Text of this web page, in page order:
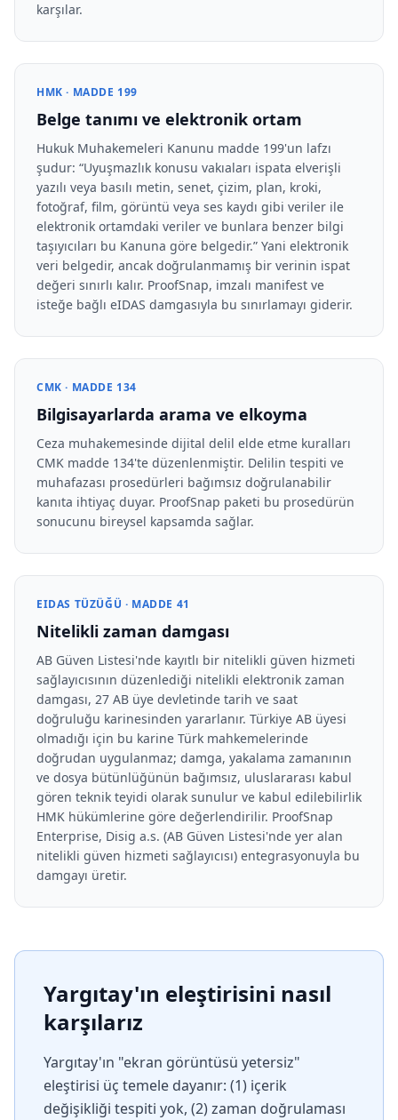
karşılar.
HMK · MADDE 199
Belge tanımı ve elektronik ortam
Hukuk Muhakemeleri Kanunu madde 199'un lafzı
şudur: Uyuşmazlık konusu vakıaları ispata elverişli
yazılı veya basılı metin, senet, çizim, plan, kroki,
fotoğraf, film, görüntü veya ses kaydı gibi veriler ile
elektronik ortamdaki veriler ve bunlara benzer bilgi
taşıyıcıları bu Kanuna göre belgedir. Yani elektronik
veri belgedir, ancak doğrulanmamış bir verinin ispat
değeri sınırlı kalır. ProofSnap, imzalı manifest ve
isteğe bağlı eIDAS damgasıyla bu sınırlamayı giderir.
CMK · MADDE 134
Bilgisayarlarda arama ve elkoyma
Ceza muhakemesinde dijital delil elde etme kuralları
CMK madde 134'te düzenlenmiştir. Delilin tespiti ve
muhafazası prosedürleri bağımsız doğrulanabilir
kanıta ihtiyaç duyar. ProofSnap paketi bu prosedürün
sonucunu bireysel kapsamda sağlar.
EIDAS TÜZÜĞÜ · MADDE 41
Nitelikli zaman damgası
AB Güven Listesi'nde kayıtlı bir nitelikli güven hizmeti
sağlayıcısının düzenlediği nitelikli elektronik zaman
damgası, 27 AB üye devletinde tarih ve saat
doğruluğu karinesinden yararlanır. Türkiye AB üyesi
olmadığı için bu karine Türk mahkemelerinde
doğrudan uygulanmaz; damga, yakalama zamanının
ve dosya bütünlüğünün bağımsız, uluslararası kabul
gören teknik teyidi olarak sunulur ve kabul edilebilirlik
HMK hükümlerine göre değerlendirilir. ProofSnap
Enterprise, Disig a.s. (AB Güven Listesi'nde yer alan
nitelikli güven hizmeti sağlayıcısı) entegrasyonuyla bu
damgayı üretir.
Yargıtay'ın eleştirisini nasıl
karşılarız
Yargıtay'ın "ekran görüntüsü yetersiz"
eleştirisi üç temele dayanır: (1) içerik
değişikliği tespiti yok, (2) zaman doğrulaması